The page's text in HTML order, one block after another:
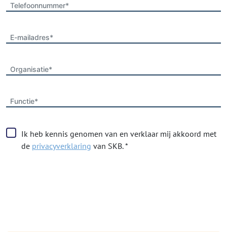
Telefoonnummer*
E-mailadres*
Organisatie*
Functie*
Ik heb kennis genomen van en verklaar mij akkoord met
de privacyverklaring van SKB. *